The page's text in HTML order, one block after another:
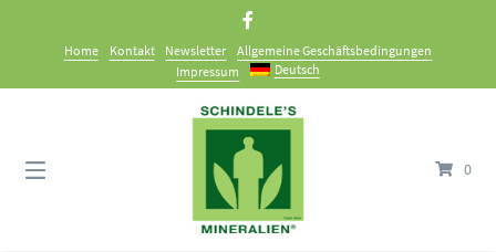
Home Kontakt Newsletter
Allgemeine Geschäftsbedingungen
Impressum
Deutsch
0